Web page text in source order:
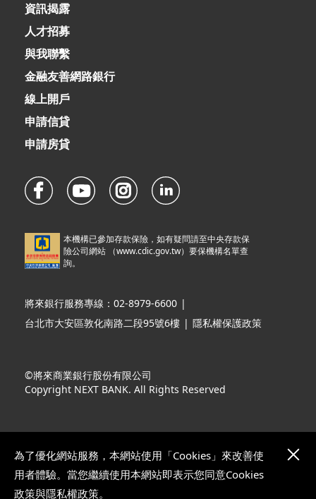
為了優化網站服務，本網站使用「Cookies」來改善使
用者體驗。當您繼續使用本網站即表示您同意Cookies
政策與隱私權政策。
資訊揭露
人才招募
與我聯繫
金融友善網路銀行
線上開戶
申請信貸
申請房貸
本機構已參加存款保險，如有疑問請至中央存款保
險公司網站 （www.cdic.gov.tw）要保機構名單查
詢。
將來銀行服務專線：02-8979-6600 |
台北市大安區敦化南路二段95號6樓 | 隱私權保護政策
©將來商業銀行股份有限公司
Copyright NEXT BANK. All Rights Reserved